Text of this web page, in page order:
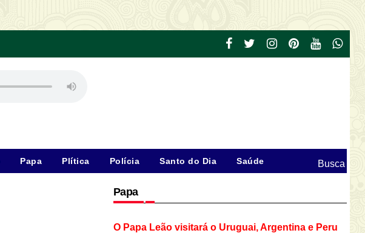
Papa Plítica Polícia Santo do Dia Saúde Busca
Papa
O Papa Leão visitará o Uruguai, Argentina e Peru